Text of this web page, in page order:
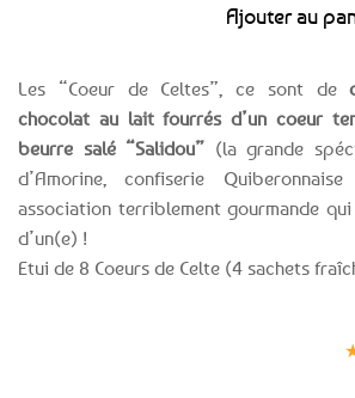
Les “Coeur de Celtes”, ce sont de
chocolat au lait fourrés d’un coeur
beurre salé “Salidou” (la grande
d’Amorine, confiserie
association terriblement gourmande
d’un(e) !
Etui de 8 Coeurs de Celte (4 sachets
Ajouter au